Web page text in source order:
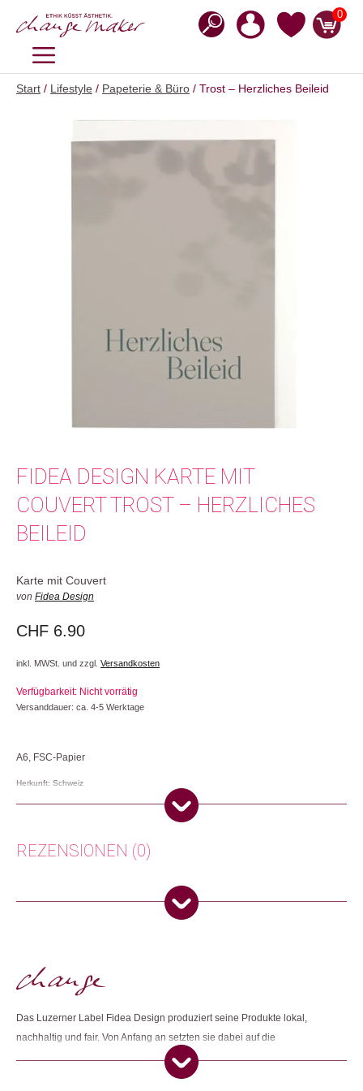
Inhalt
0
MENÜ
Start / Lifestyle / Papeterie & Büro / Trost – Herzliches Beileid
FIDEA DESIGN KARTE MIT
COUVERT TROST – HERZLICHES
BEILEID
Karte mit Couvert
von Fidea Design
CHF 6.90
inkl. MWSt. und zzgl. Versandkosten
Verfügbarkeit: Nicht vorrätig
Versanddauer: ca. 4-5 Werktage
A6, FSC-Papier
Herkunft: Schweiz
Artikelnummer: 111880.02
REZENSIONEN (0)
Es gibt noch keine Rezensionen.
Das Luzerner Label Fidea Design produziert seine Produkte lokal,
nachhaltig und fair. Von Anfang an setzten sie dabei auf die
Zusammenarbeit mit sozialen Institutionen und achten darauf, dass so
viele Arbeitsschritte wie möglich vor Ort ausgeführt werden. Sie wollen für